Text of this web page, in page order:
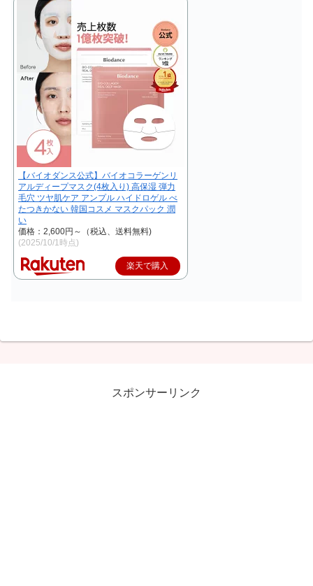
【バイオダンス公式】バイオコラーゲンリ
アルディープマスク(4枚入り) 高保湿 弾力
毛穴 ツヤ肌ケア アンプル ハイドロゲル べ
たつきかない 韓国コスメ マスクパック 潤
い
価格：2,600円～（税込、送料無料)
(2025/10/1時点)
楽天で購入
スポンサーリンク